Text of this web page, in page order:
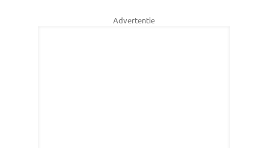
Advertentie